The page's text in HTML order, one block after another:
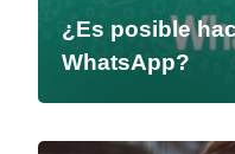
¿Es posible
WhatsApp?